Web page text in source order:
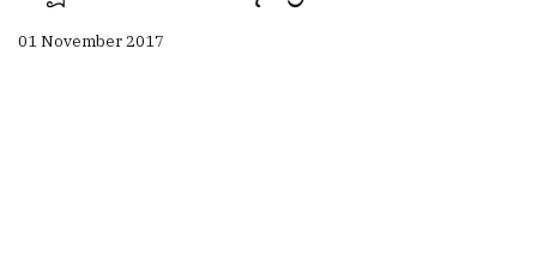
01 November 2017